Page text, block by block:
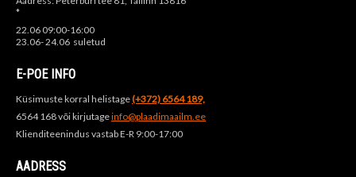
*
22.06 09:00-16:00
23.06- 24.06 suletud
E-POE INFO
Küsimuste korral helistage(+372) 6564 189,
6564 168 või kirjutageinfo@plaadimaailm.ee
Klienditeenindus vastab E-R 9:00-17:00
AADRESS